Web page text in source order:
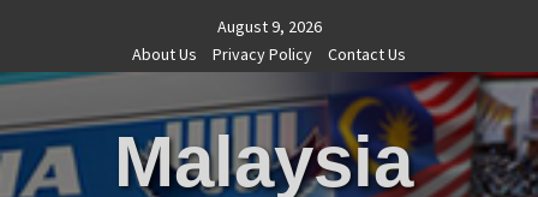
content
August 9, 2026
About Us
Privacy Policy Contact Us
Malaysia